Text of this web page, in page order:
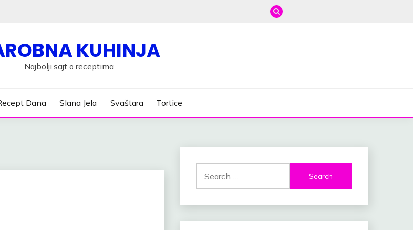
KUHINJA
Najbolji sajt o receptima
Dana Slana Jela Svaštara Tortice
for: